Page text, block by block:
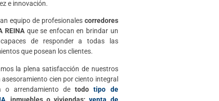
e innovación.
equipo de profesionales corredores
REINAque se enfocan en brindar un
de responder a todas las
que posean los clientes.
la plena satisfacción de nuestros
asesoramiento cien por ciento integral
o arrendamiento detodotipo de
, inmuebles o viviendas;venta de